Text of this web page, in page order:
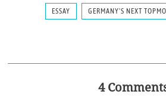
ESSAY GERMANY'S NEXT
4